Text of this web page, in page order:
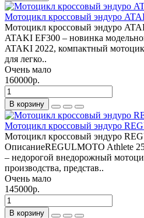
Мотоцикл кроссовый эндуро
Мотоцикл кроссовый эндуро
ATAKI EF300 – новинка
ATAKI 2022, компактный
для легко..
Очень мало
160000р.
В корзину
Мотоцикл кроссовый эндуро
Мотоцикл кроссовый эндуро
ОписаниеREGULMOTO Athlete
– недорогой внедорожный
производства, представ..
Очень мало
145000р.
В корзину